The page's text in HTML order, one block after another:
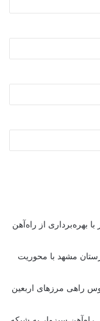
بهره‌برداری از راه‌آهن
مشهد با محوریت
اتوبوس راهی مرزهای اربعین